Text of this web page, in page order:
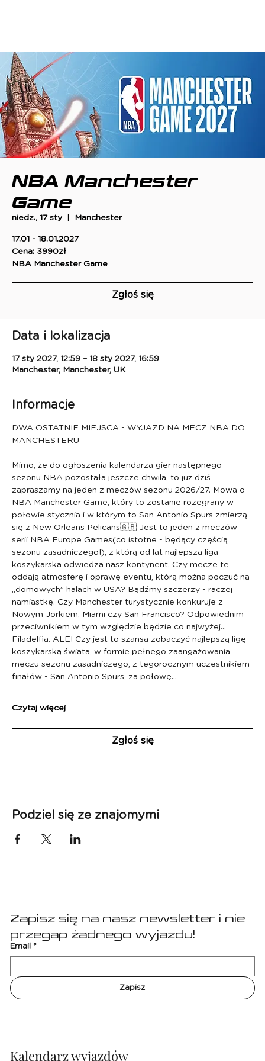
NBA Manchester
Game
niedz., 17 sty Manchester
17.01 - 18.01.2027
Cena: 3990zł
NBA Manchester Game
Zgłoś się
Data i lokalizacja
17 sty 2027, 12:59 – 18 sty 2027, 16:59
Manchester, Manchester, UK
Informacje
DWA OSTATNIE MIEJSCA - WYJAZD NA MECZ NBA DO
MANCHESTERU
Mimo, że do ogłoszenia kalendarza gier następnego
sezonu NBA pozostała jeszcze chwila, to już dziś
zapraszamy na jeden z meczów sezonu 2026/27. Mowa o
NBA Manchester Game, który to zostanie rozegrany w
połowie stycznia i w którym to San Antonio Spurs zmierzą
się z New Orleans Pelicans🇬🇧 Jest to jeden z meczów
serii NBA Europe Games(co istotne - będący częścią
sezonu zasadniczego!), z którą od lat najlepsza liga
koszykarska odwiedza nasz kontynent. Czy mecze te
oddają atmosferę i oprawę eventu, którą można poczuć na
„domowych” halach w USA? Bądźmy szczerzy - raczej
namiastkę. Czy Manchester turystycznie konkuruje z
Nowym Jorkiem, Miami czy San Francisco? Odpowiednim
przeciwnikiem w tym względzie będzie co najwyżej…
Filadelfia. ALE! Czy jest to szansa zobaczyć najlepszą ligę
koszykarską świata, w formie pełnego zaangażowania
meczu sezonu zasadniczego, z tegorocznym uczestnikiem
finałów - San Antonio Spurs, za połowę…
Czytaj więcej
Zgłoś się
Podziel się ze znajomymi
Zapisz się na nasz newsletter i nie
przegap żadnego wyjazdu!
Email *
Zapisz
Kalendarz wyjazdów